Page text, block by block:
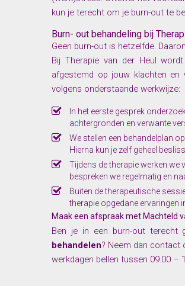
kun je terecht om je burn-out te
Burn- out behandeling bij
Geen burn-out is hetzelfde.
Bij Therapie van der Heul
afgestemd op jouw klachten en
volgens onderstaande werkwijze:
In het eerste gesprek
achtergronden en verwante
We stellen een behandelplan
Hierna kun je zelf geheel
Tijdens de therapie werken we
bespreken we regelmatig en
Buiten de therapeutische
therapie opgedane ervaringen
Maak een afspraak met Machteld
Ben je in een burn-out terecht
behandelen? Neem dan contact
werkdagen bellen tussen 09.00 –